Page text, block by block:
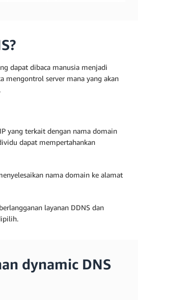
dapat dibaca manusia menjadi
mengontrol server mana yang akan
yang terkait dengan nama domain
dapat mempertahankan
nama domain ke alamat
layanan DDNS dan
dynamic DNS